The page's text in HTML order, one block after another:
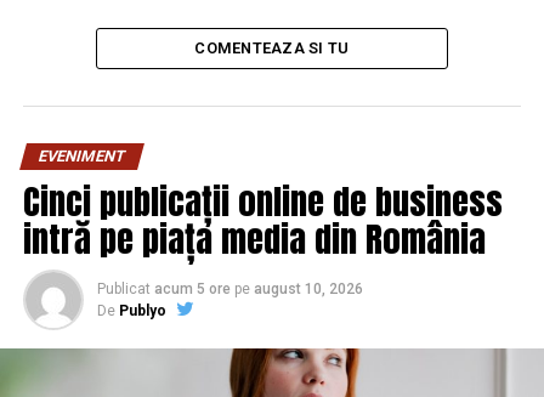
COMENTEAZA SI TU
EVENIMENT
Cinci publicații online de business
intră pe piața media din România
Publicat acum 5 ore pe august 10, 2026
De Publyo